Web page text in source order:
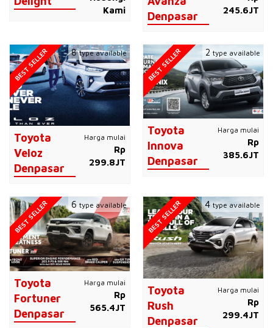
Kami
Denpasar
245.6JT
Toyota
Veloz
Denpasar
Harga mulai
Rp
299.8JT
BEST SELLER 8type available
Toyota
Innova
Denpasar
Harga mulai
Rp
385.6JT
BEST SELLER 2 type available
Toyota
Fortuner
Denpasar
Harga mulai
Rp
565.4JT
BEST SELLER 6 type available
Toyota
Rush
Denpasar
Harga mulai
Rp
299.4JT
BEST SELLER 4type available